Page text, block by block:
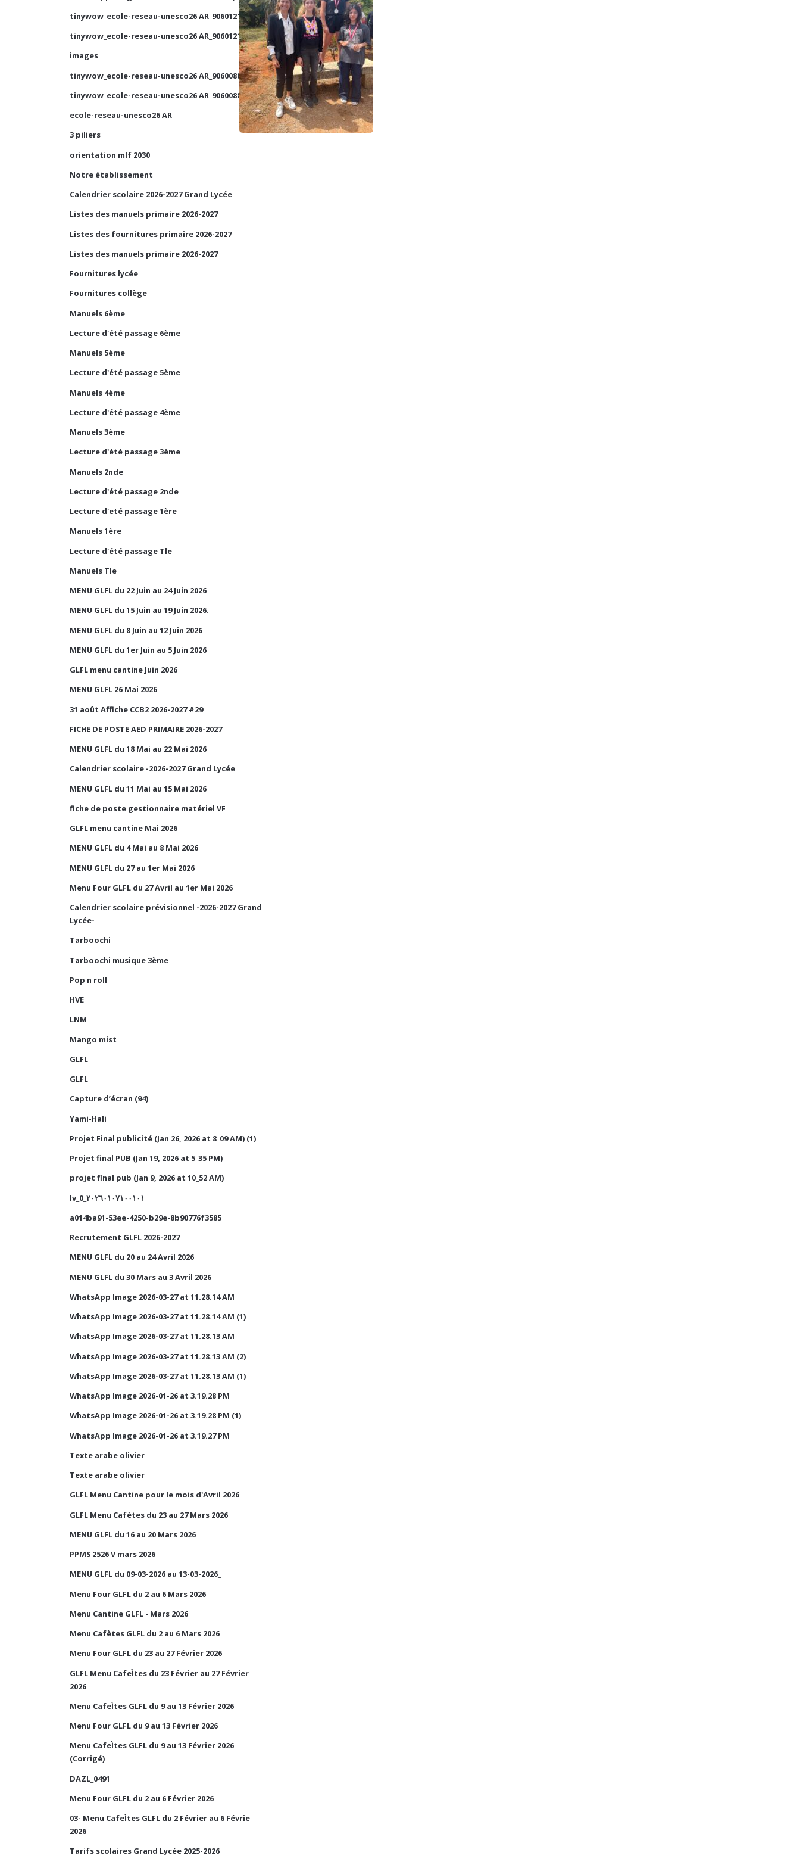
tinywow_ecole-reseau-unesco26 AR_90601210_1
tinywow_ecole-reseau-unesco26 AR_90601210_2
images
tinywow_ecole-reseau-unesco26 AR_90600884_2
tinywow_ecole-reseau-unesco26 AR_90600884_1
ecole-reseau-unesco26 AR
3 piliers
orientation mlf 2030
Notre établissement
Calendrier scolaire 2026-2027 Grand Lycée
Listes des manuels primaire 2026-2027
Listes des fournitures primaire 2026-2027
Listes des manuels primaire 2026-2027
Fournitures lycée
Fournitures collège
Manuels 6ème
Lecture d'été passage 6ème
Manuels 5ème
Lecture d'été passage 5ème
Manuels 4ème
Lecture d'été passage 4ème
Manuels 3ème
Lecture d'été passage 3ème
Manuels 2nde
Lecture d'été passage 2nde
Lecture d'eté passage 1ère
Manuels 1ère
Lecture d'été passage Tle
Manuels Tle
MENU GLFL du 22 Juin au 24 Juin 2026
MENU GLFL du 15 Juin au 19 Juin 2026.
MENU GLFL du 8 Juin au 12 Juin 2026
MENU GLFL du 1er Juin au 5 Juin 2026
GLFL menu cantine Juin 2026
MENU GLFL 26 Mai 2026
31 août Affiche CCB2 2026-2027 #29
FICHE DE POSTE AED PRIMAIRE 2026-2027
MENU GLFL du 18 Mai au 22 Mai 2026
Calendrier scolaire -2026-2027 Grand Lycée
MENU GLFL du 11 Mai au 15 Mai 2026
fiche de poste gestionnaire matériel VF
GLFL menu cantine Mai 2026
MENU GLFL du 4 Mai au 8 Mai 2026
MENU GLFL du 27 au 1er Mai 2026
Menu Four GLFL du 27 Avril au 1er Mai 2026
Calendrier scolaire prévisionnel -2026-2027 Grand
Lycée-
Tarboochi
Tarboochi musique 3ème
Pop n roll
HVE
LNM
Mango mist
GLFL
GLFL
Capture d’écran (94)
Yami-Hali
Projet Final publicité (Jan 26, 2026 at 8_09 AM) (1)
Projet final PUB (Jan 19, 2026 at 5_35 PM)
projet final pub (Jan 9, 2026 at 10_52 AM)
lv_0_٢٠٢٦٠١٠٧١٠٠١٠١
a014ba91-53ee-4250-b29e-8b90776f3585
Recrutement GLFL 2026-2027
MENU GLFL du 20 au 24 Avril 2026
MENU GLFL du 30 Mars au 3 Avril 2026
WhatsApp Image 2026-03-27 at 11.28.14 AM
WhatsApp Image 2026-03-27 at 11.28.14 AM (1)
WhatsApp Image 2026-03-27 at 11.28.13 AM
WhatsApp Image 2026-03-27 at 11.28.13 AM (2)
WhatsApp Image 2026-03-27 at 11.28.13 AM (1)
WhatsApp Image 2026-01-26 at 3.19.28 PM
WhatsApp Image 2026-01-26 at 3.19.28 PM (1)
WhatsApp Image 2026-01-26 at 3.19.27 PM
Texte arabe olivier
Texte arabe olivier
GLFL Menu Cantine pour le mois d'Avril 2026
GLFL Menu Cafètes du 23 au 27 Mars 2026
MENU GLFL du 16 au 20 Mars 2026
PPMS 2526 V mars 2026
MENU GLFL du 09-03-2026 au 13-03-2026_
Menu Four GLFL du 2 au 6 Mars 2026
Menu Cantine GLFL - Mars 2026
Menu Cafètes GLFL du 2 au 6 Mars 2026
Menu Four GLFL du 23 au 27 Février 2026
GLFL Menu CafeÌtes du 23 Février au 27 Février
2026
Menu CafeÌtes GLFL du 9 au 13 Février 2026
Menu Four GLFL du 9 au 13 Février 2026
Menu CafeÌtes GLFL du 9 au 13 Février 2026
(Corrigé)
DAZL_0491
Menu Four GLFL du 2 au 6 Février 2026
03- Menu CafeÌtes GLFL du 2 Février au 6 Févrie
2026
Tarifs scolaires Grand Lycée 2025-2026